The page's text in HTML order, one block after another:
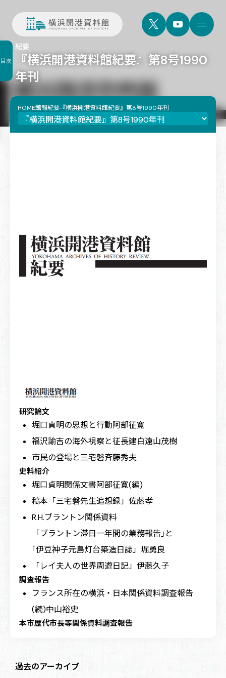
『横浜開港資料館紀要』第8号1990
年刊
紀要
HOME館報紀要『横浜開港資料館紀要』第8号1990年刊
研究論文
堀口貞明の思想と行動阿部征寛
福沢諭吉の海外視察と征長建白遠山茂樹
市民の登場と三宅磐斉藤秀夫
史料紹介
堀口貞明関係文書阿部征寛(編)
稿本「三宅磐先生追想録」 佐藤孝
R.H.ブラントン関係資料
「ブラントン滞日一年間の業務報告｣と
｢伊豆神子元島灯台築造日誌」 堀勇良
「レイ夫人の世界周遊日記」 伊藤久子
調査報告
フランス所在の横浜・日本関係資料調査報告
(続)中山裕史
本市歴代市長等関係資料調査報告
目次
過去のアーカイブ